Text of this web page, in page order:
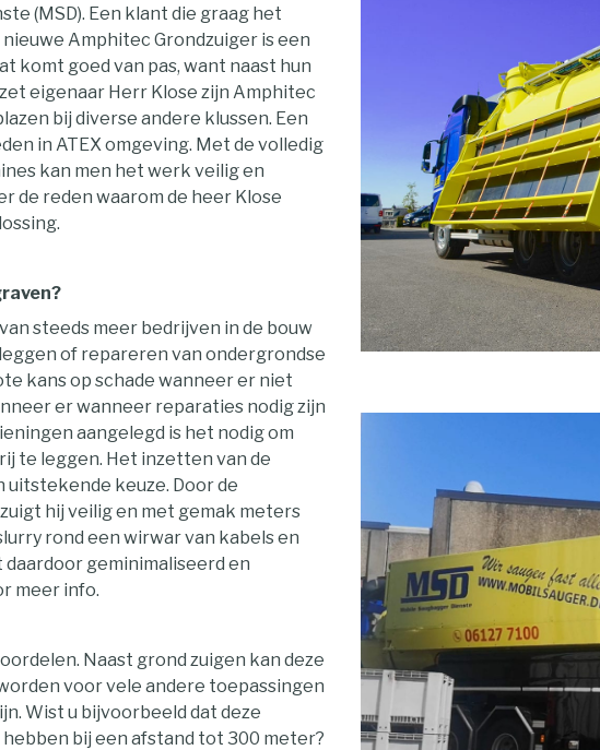
(MSD). Een klant die graag het
Amphitec Grondzuiger is een
komt goed van pas, want naast hun
eigenaar Herr Klose zijn Amphitec
bij diverse andere klussen. Een
in ATEX omgeving. Met de volledig
kan men het werk veilig en
de reden waarom de heer Klose
steeds meer bedrijven in de bouw
of repareren van ondergrondse
kans op schade wanneer er niet
er wanneer reparaties nodig zijn
aangelegd is het nodig om
te leggen. Het inzetten van de
uitstekende keuze. Door de
hij veilig en met gemak meters
rond een wirwar van kabels en
geminimaliseerd en
meer info.
Naast grond zuigen kan deze
voor vele andere toepassingen
Wist u bijvoorbeeld dat deze
bij een afstand tot 300 meter?